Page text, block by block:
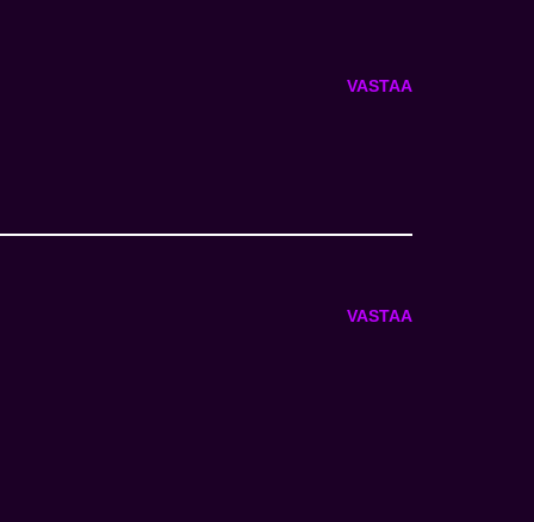
VASTAA
VASTAA